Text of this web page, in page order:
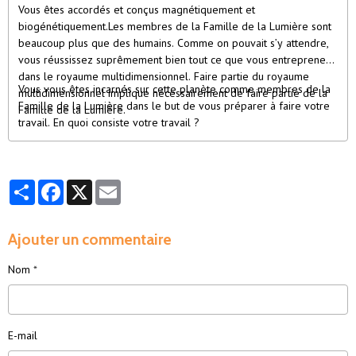
Vous êtes accordés et conçus magnétiquement et
biogénétiquement.Les membres de la Famille de la Lumière sont
beaucoup plus que des humains. Comme on pouvait s’y attendre,
vous réussissez suprêmement bien tout ce que vous entreprenez
dans le royaume multidimensionnel. Faire partie du royaume
multidimensionnel implique nécessairement de faire partie de la
Famille de la Lumière.
Vous vous êtes incarnés sur cette planète comme membres de la
Famille de la Lumière dans le but de vous préparer à faire votre
travail. En quoi consiste votre travail ?
PartagerFacebook
X
Ajouter un commentaire
Nom
E-mail